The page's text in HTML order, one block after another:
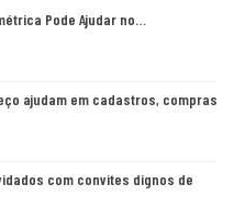
Pode Ajudar no…
ajudam em cadastros, compras
com convites dignos de